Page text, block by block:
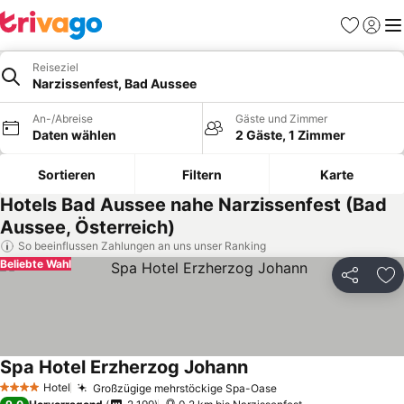
Favoriten
Reiseziel
Narzissenfest, Bad Aussee
An-/Abreise
Daten wählen
Gäste und Zimmer
2 Gäste, 1 Zimmer
Sortieren Filtern Karte
Hotels Bad Aussee nahe Narzissenfest (Bad
Aussee, Österreich)
So beeinflussen Zahlungen an uns unser Ranking
Teilen
Beliebte Wahl
4 Sterne Hotel Großzügige mehrstöckige Spa-OasePreise sehen
Spa Hotel Erzherzog JohannPreise sehen